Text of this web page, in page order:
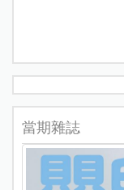
當期雜誌